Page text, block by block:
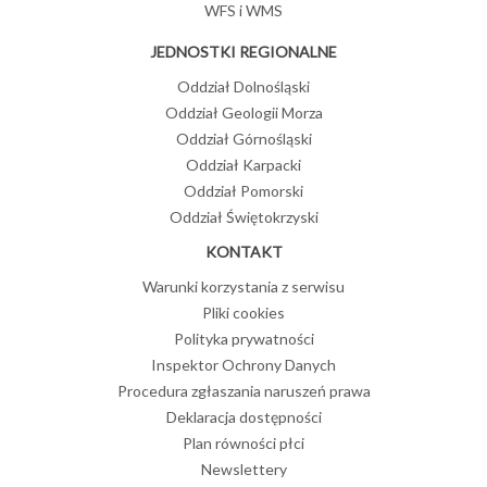
WFS i WMS
JEDNOSTKI REGIONALNE
Oddział Dolnośląski
Oddział Geologii Morza
Oddział Górnośląski
Oddział Karpacki
Oddział Pomorski
Oddział Świętokrzyski
KONTAKT
Warunki korzystania z serwisu
Pliki cookies
Polityka prywatności
Inspektor Ochrony Danych
Procedura zgłaszania naruszeń prawa
Deklaracja dostępności
Plan równości płci
Newslettery